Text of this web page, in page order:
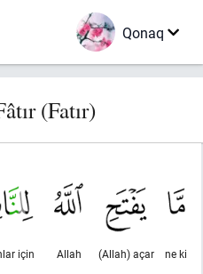
Qonaq
(Fatır)
ne ki
(Allah) açar
Allah
için